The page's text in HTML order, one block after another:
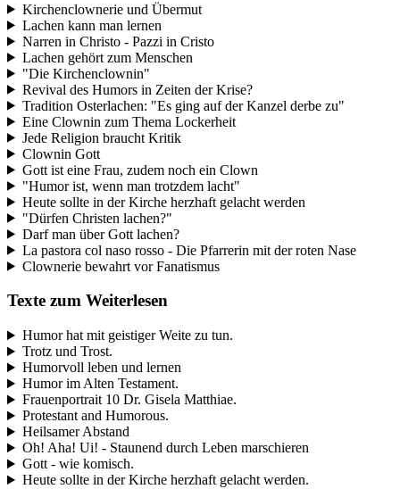
Kirchenclownerie und Übermut
Lachen kann man lernen
Narren in Christo - Pazzi in Cristo
Lachen gehört zum Menschen
"Die Kirchenclownin"
Revival des Humors in Zeiten der Krise?
Tradition Osterlachen: "Es ging auf der Kanzel derbe zu"
Eine Clownin zum Thema Lockerheit
Jede Religion braucht Kritik
Clownin Gott
Gott ist eine Frau, zudem noch ein Clown
"Humor ist, wenn man trotzdem lacht"
Heute sollte in der Kirche herzhaft gelacht werden
"Dürfen Christen lachen?"
Darf man über Gott lachen?
La pastora col naso rosso - Die Pfarrerin mit der roten Nase
Clownerie bewahrt vor Fanatismus
Texte zum Weiterlesen
Humor hat mit geistiger Weite zu tun.
Trotz und Trost.
Humorvoll leben und lernen
Humor im Alten Testament.
Frauenportrait 10 Dr. Gisela Matthiae.
Protestant and Humorous.
Heilsamer Abstand
Oh! Aha! Ui! - Staunend durch Leben marschieren
Gott - wie komisch.
Heute sollte in der Kirche herzhaft gelacht werden.